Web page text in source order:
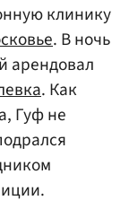
клинику
. В ночь
арендовал
. Как
Гуф не